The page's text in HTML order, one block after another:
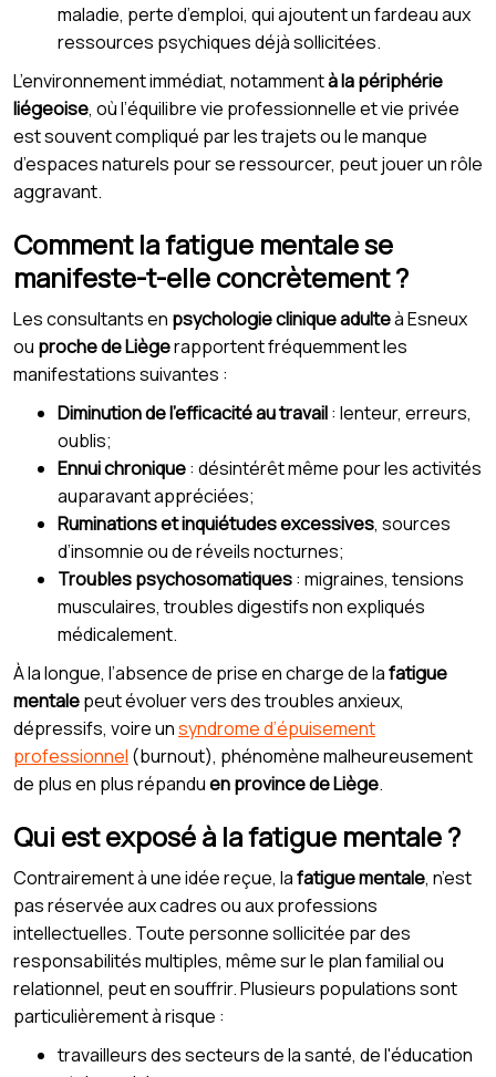
maladie, perte d’emploi, qui ajoutent un fardeau aux
ressources psychiques déjà sollicitées.
L’environnement immédiat, notammentà la périphérie
liégeoise, où l’équilibre vie professionnelle et vie privée
est souvent compliqué par les trajets ou le manque
d’espaces naturels pour se ressourcer, peut jouer un rôle
aggravant.
Comment la fatigue mentale se
manifeste-t-elle concrètement ?
Les consultants en psychologie clinique adulteà Esneux
ou proche de Liègerapportent fréquemment les
manifestations suivantes :
Diminution de l’efficacité au travail: lenteur, erreurs,
oublis;
Ennui chronique: désintérêt même pour les activités
auparavant appréciées;
Ruminations et inquiétudes excessives, sources
d’insomnie ou de réveils nocturnes;
Troubles psychosomatiques: migraines, tensions
musculaires, troubles digestifs non expliqués
médicalement.
À la longue, l’absence de prise en charge de lafatigue
mentalepeut évoluer vers des troubles anxieux,
dépressifs, voire unsyndrome d’épuisement
professionnel (burnout), phénomène malheureusement
de plus en plus répanduen province de Liège.
Qui est exposé à la fatigue mentale ?
Contrairement à une idée reçue, lafatigue mentale, n’est
pas réservée aux cadres ou aux professions
intellectuelles. Toute personne sollicitée par des
responsabilités multiples, même sur le plan familial ou
relationnel, peut en souffrir. Plusieurs populations sont
particulièrement à risque :
travailleurs des secteurs de la santé, de l'éducation